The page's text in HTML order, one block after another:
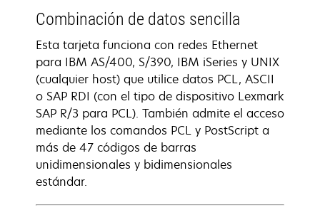
Combinación de datos sencilla
Esta tarjeta funciona con redes Ethernet
para IBM AS/400, S/390, IBM iSeries y UNIX
(cualquier host) que utilice datos PCL, ASCII
o SAP RDI (con el tipo de dispositivo Lexmark
SAP R/3 para PCL). También admite el acceso
mediante los comandos PCL y PostScript a
más de 47 códigos de barras
unidimensionales y bidimensionales
estándar.